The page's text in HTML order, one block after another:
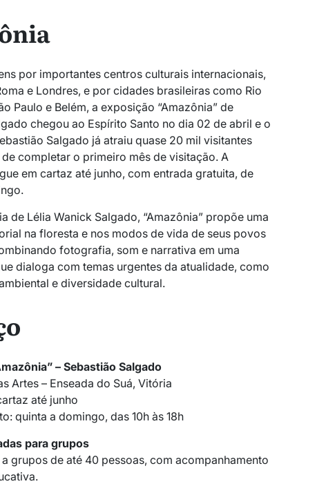
por importantes centros culturais internacionais,
e Londres, e por cidades brasileiras como Rio
Paulo e Belém, a exposição “Amazônia” de
chegou ao Espírito Santo no dia 02 de abril e o
Salgado já atraiu quase 20 mil visitantes
completar o primeiro mês de visitação. A
em cartaz até junho, com entrada gratuita, de
de Lélia Wanick Salgado, “Amazônia” propõe uma
na floresta e nos modos de vida de seus povos
fotografia, som e narrativa em uma
dialoga com temas urgentes da atualidade, como
e diversidade cultural.
– Sebastião Salgado
Artes – Enseada do Suá, Vitória
até junho
quinta a domingo, das 10h às 18h
para grupos
grupos de até 40 pessoas, com acompanhamento